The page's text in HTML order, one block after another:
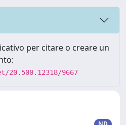
per citare o creare un
9667